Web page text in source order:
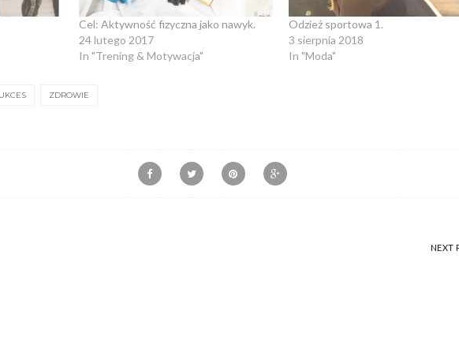
Cel: Aktywność fizyczna jako nawyk.
24 lutego 2017
In "Trening & Motywacja"
Odzież sportowa 1.
3 sierpnia 2018
In "Moda"
ZDROWIE
NEXT